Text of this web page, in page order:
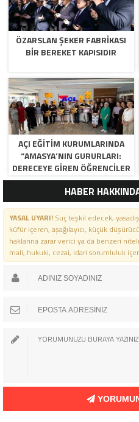
ÖZARSLAN ŞEKER FABRİKASI
BİR BEREKET KAPISIDIR
AÇI EĞİTİM KURUMLARINDA
“AMASYA’NIN GURURLARI:
DERECEYE GIREN ÖĞRENCILER
İÇIN ANLAMLI TÖREN”
HABER
YASAL UYARI!Suç teşkil edecek,
küfür içeren, aşağılayıcı, küçük
haklarına zarar verici ya da benzeri
mali, hukuki, cezai, idari sorumluluk